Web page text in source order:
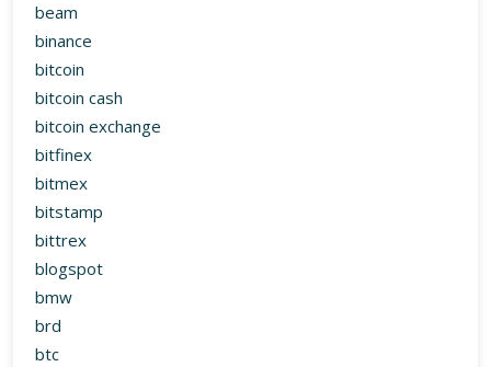
beam
binance
bitcoin
bitcoin cash
bitcoin exchange
bitfinex
bitmex
bitstamp
bittrex
blogspot
bmw
brd
btc